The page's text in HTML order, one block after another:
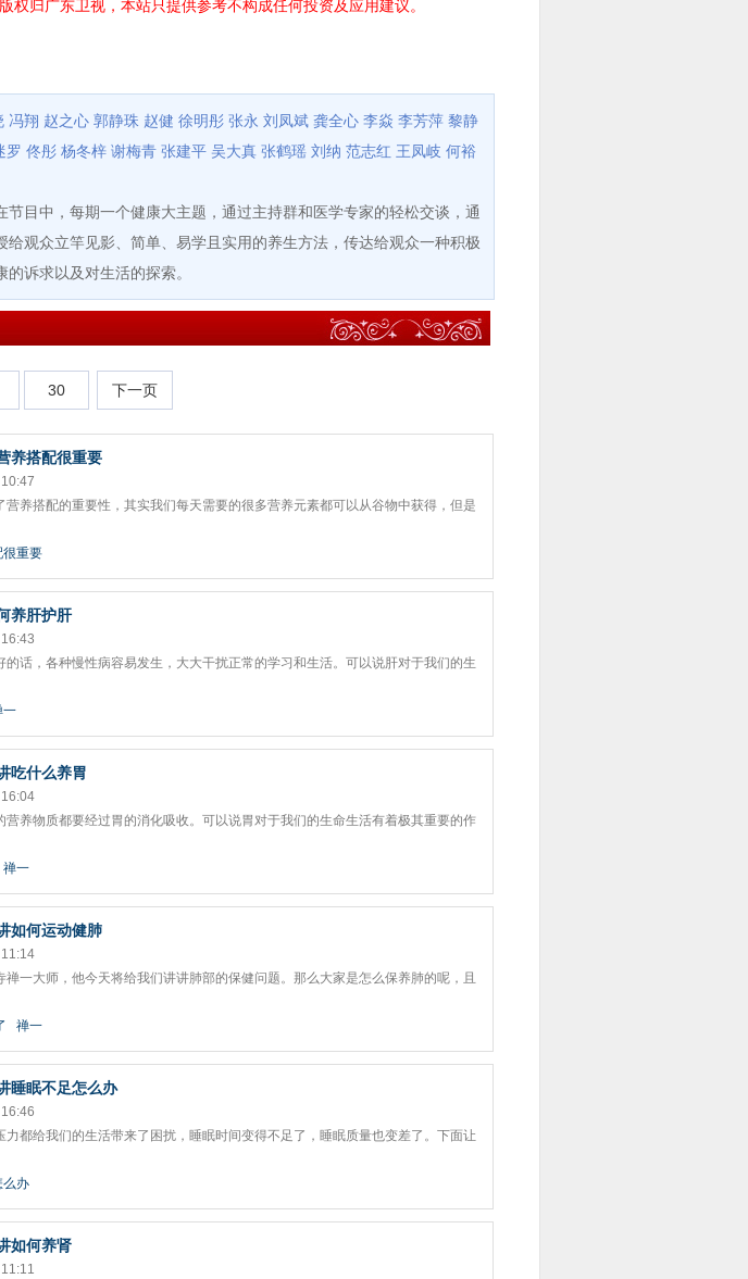
权归广东卫视，本站只提供参考不构成任何投资及应用建议。
冯翔 赵之心 郭静珠 赵健 徐明彤 张永 刘凤斌 龚全心 李焱 李芳萍 黎静
罗 佟彤 杨冬梓 谢梅青 张建平 吴大真 张鹤瑶 刘纳 范志红 王凤岐 何裕
中，每期一个健康大主题，通过主持群和医学专家的轻松交谈，通
观众立竿见影、简单、易学且实用的养生方法，传达给观众一种积极
诉求以及对生活的探索。
30 下一页
养搭配很重要
养搭配的重要性，其实我们每天需要的很多营养元素都可以从谷物中获得，但是
很重要
养肝护肝
话，各种慢性病容易发生，大大干扰正常的学习和生活。可以说肝对于我们的生
一
吃什么养胃
养物质都要经过胃的消化吸收。可以说胃对于我们的生命生活有着极其重要的作
禅一
如何运动健肺
一大师，他今天将给我们讲讲肺部的保健问题。那么大家是怎么保养肺的呢，且
禅一
睡眠不足怎么办
都给我们的生活带来了困扰，睡眠时间变得不足了，睡眠质量也变差了。下面让
么办
如何养肾